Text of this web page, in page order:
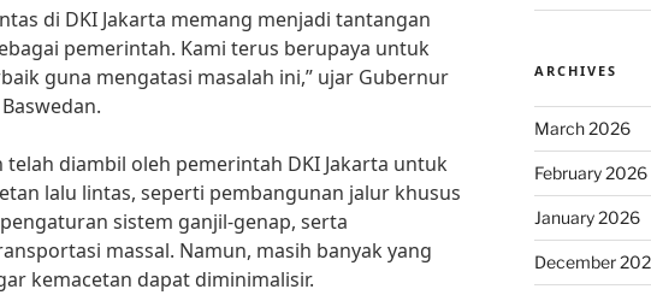
di DKI Jakarta memang menjadi tantangan
pemerintah. Kami terus berupaya untuk
guna mengatasi masalah ini,” ujar Gubernur
telah diambil oleh pemerintah DKI Jakarta untuk
lalu lintas, seperti pembangunan jalur khusus
sistem ganjil-genap, serta
massal. Namun, masih banyak yang
kemacetan dapat diminimalisir.
ARCHIVES
March 2026
February 2026
January 2026
December